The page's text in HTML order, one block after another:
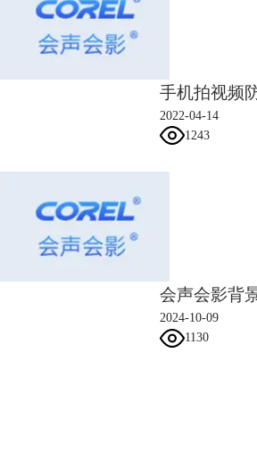
智能遮罩工具的使用技巧是，如图6所示，需
2022-04-14
1243
2024-10-09
1130